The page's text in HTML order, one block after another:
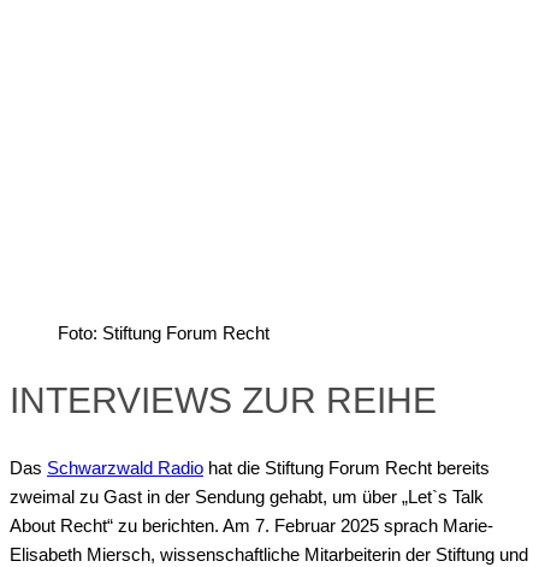
Foto: Stiftung Forum Recht
INTERVIEWS ZUR REIHE
Das Schwarzwald Radio hat die Stiftung Forum Recht bereits
zweimal zu Gast in der Sendung gehabt, um über „Let`s Talk
About Recht“ zu berichten. Am 7. Februar 2025 sprach Marie-
Elisabeth Miersch, wissenschaftliche Mitarbeiterin der Stiftung und